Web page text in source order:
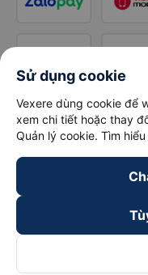
Sử dụng cookie
Vexere dùng cookie để
xem chi tiết hoặc thay
Quản lý cookie. Tìm